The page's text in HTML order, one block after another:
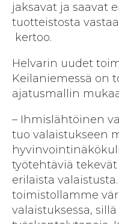
jaksavat ja saavat
tuotteistosta
kertoo.
Helvarin uudet
Keilaniemessä on
ajatusmallin
– Ihmislähtöinen
tuo valaistukseen
työtehtäviä
erilaista
toimistollamme
valaistuksessa,